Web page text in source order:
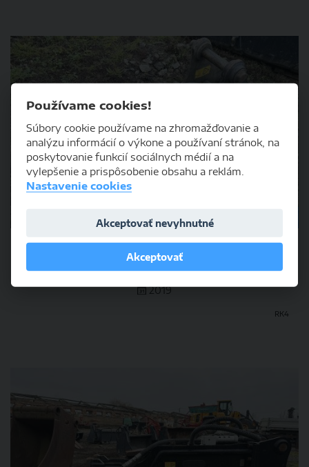
DETAIL
JCB HM033T, Búracie kladivo, -
2019
RK4
Používame cookies!
Súbory cookie používame na zhromažďovanie a
analýzu informácií o výkone a používaní stránok, na
poskytovanie funkcií sociálnych médií a na
vylepšenie a prispôsobenie obsahu a reklám.
Nastavenie cookies
Akceptovať nevyhnutné
Akceptovať